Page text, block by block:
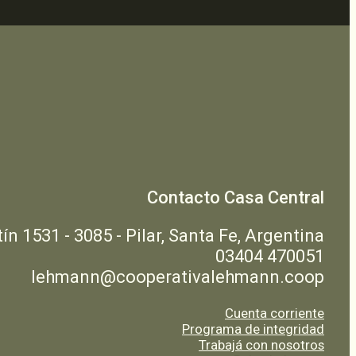
Contacto Casa Central
1531 - 3085 - Pilar, Santa Fe, Argentina
03404 470051
lehmann@cooperativalehmann.coop
Cuenta corriente
Programa de integridad
Trabajá con nosotros